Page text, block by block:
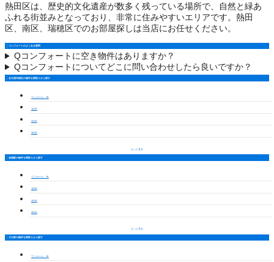
熱田区は、歴史的文化遺産が数多く残っている場所で、自然と緑あ
ふれる街並みとなっており、非常に住みやすいエリアです。熱田
区、南区、瑞穂区でのお部屋探しは当店にお任せください。
コンフォートのよくある質問
Qコンフォートに空き物件はありますか？
Qコンフォートについてどこに問い合わせしたら良いですか？
名古屋市南区の物件を間取りから探す
ワンルーム・1K
1LDK
2LDK
3LDK
もっと見る
道徳駅の物件を間取りから探す
ワンルーム・1K
1LDK
2LDK
3LDK
もっと見る
大江駅の物件を間取りから探す
ワンルーム・1K